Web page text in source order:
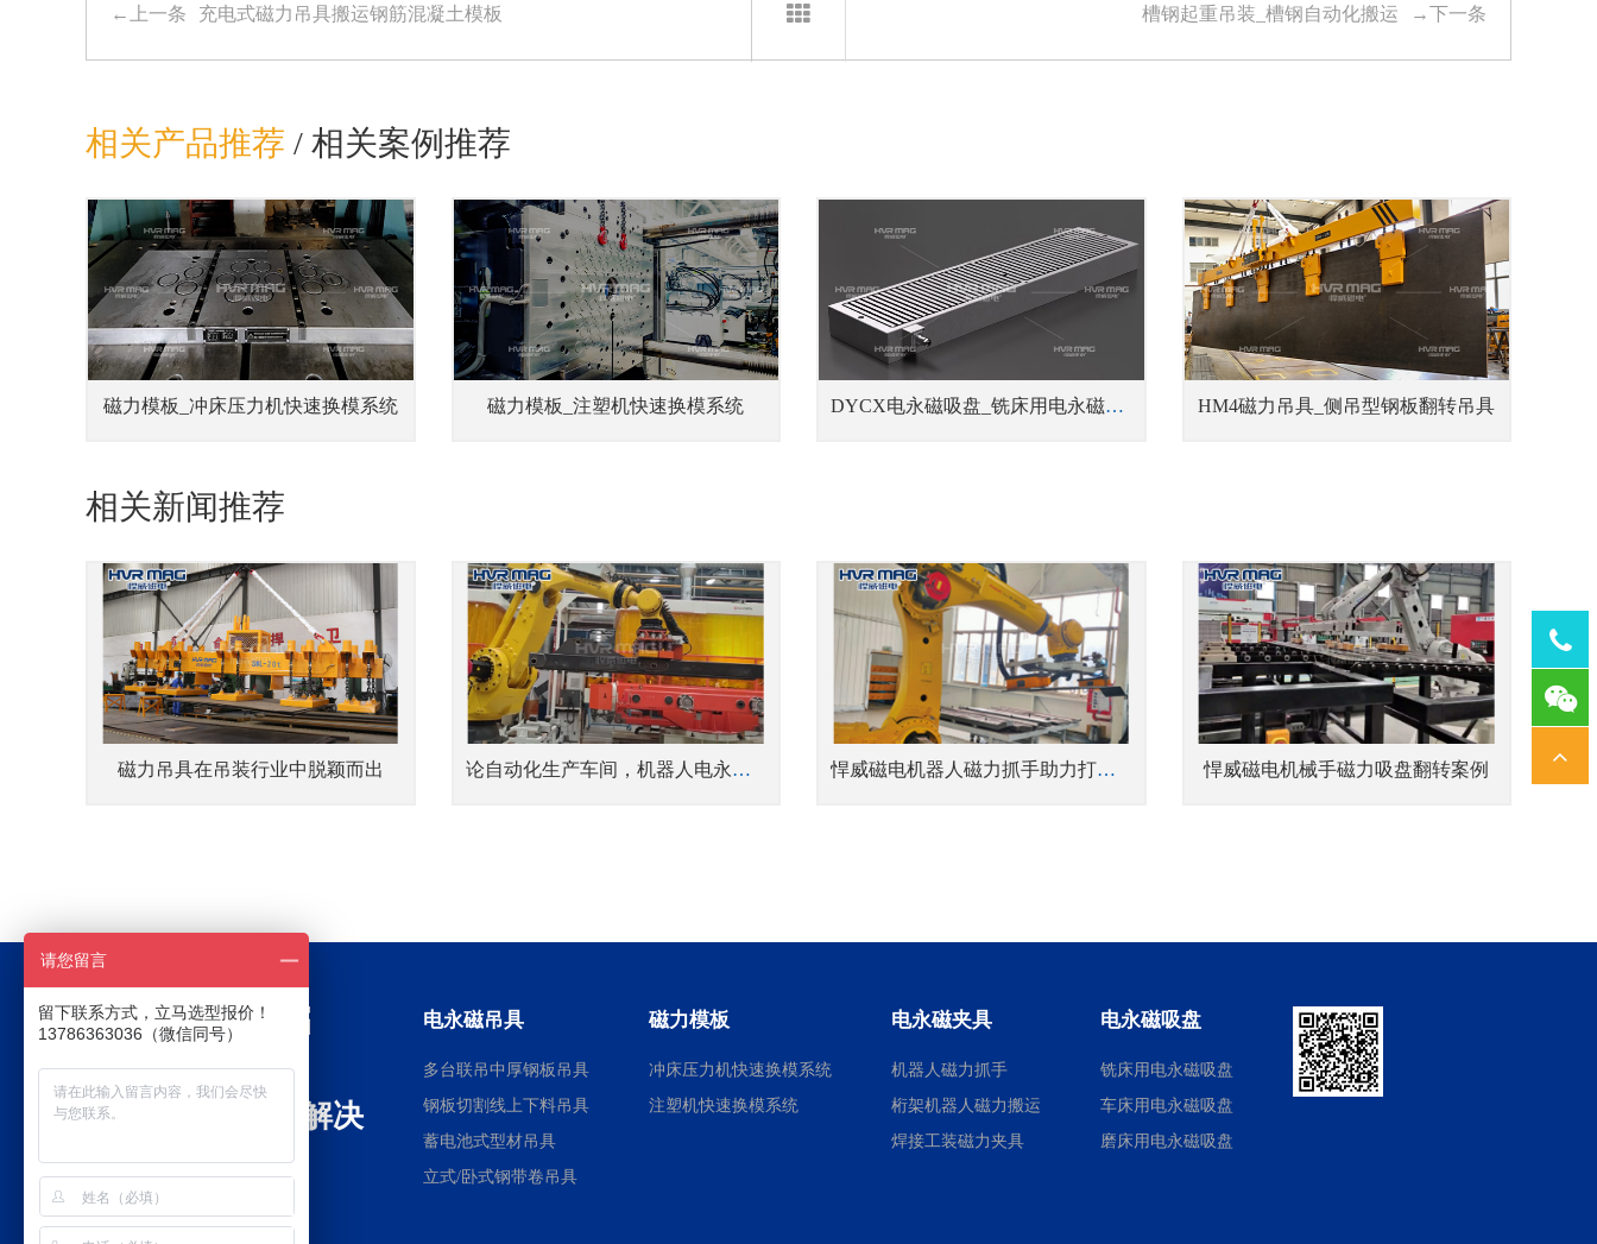
←上一条 充电式磁力吊具搬运钢筋混凝土模板 →下一条
槽钢起重吊装_槽钢自动化搬运
相关产品推荐 / 相关案例推荐
磁力模板_冲床压力机快速换模系统 磁力模板_注塑机快速换模系统 DYCX电永磁吸盘_铣床用电永磁吸盘 HM4磁力吊具_侧吊型钢板翻转吊具
相关新闻推荐
磁力吊具在吊装行业中脱颖而出 论自动化生产车间，机器人电永磁吸盘的魅力 悍威磁电机器人磁力抓手助力打造全自动生产线 悍威磁电机械手磁力吸盘翻转案例
全球电永磁行业解决
方案提供商
电永磁吊具
多台联吊中厚钢板吊具
钢板切割线上下料吊具
蓄电池式型材吊具
立式/卧式钢带卷吊具
磁力模板
冲床压力机快速换模系统
注塑机快速换模系统
电永磁夹具
机器人磁力抓手
桁架机器人磁力搬运
焊接工装磁力夹具
电永磁吸盘
铣床用电永磁吸盘
车床用电永磁吸盘
磨床用电永磁吸盘
Tel：
请您留言
留下联系方式，立马选型报价！
13786363036（微信同号）